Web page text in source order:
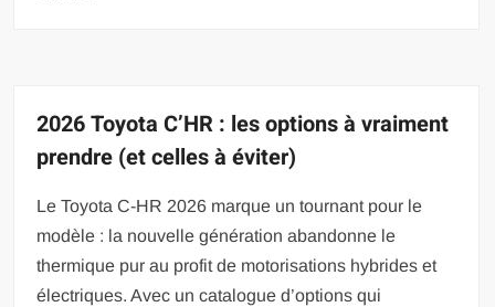
2026 Toyota C’HR : les options à vraiment
prendre (et celles à éviter)
Le Toyota C-HR 2026 marque un tournant pour le
modèle : la nouvelle génération abandonne le
thermique pur au profit de motorisations hybrides et
électriques. Avec un catalogue d’options qui